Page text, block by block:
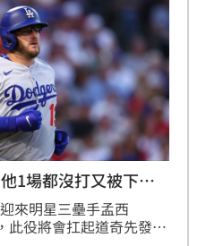
1場都沒打又被下放
來明星三壘手孟西
此役將會扛起道奇先發第